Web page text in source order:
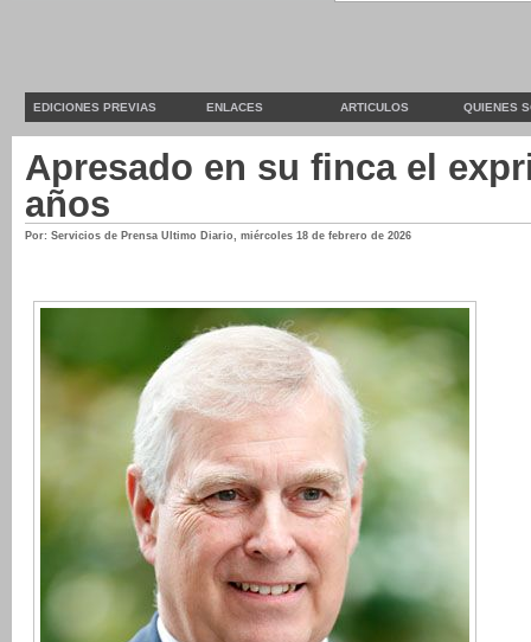
EDICIONES PREVIAS ENLACES ARTICULOS QUIENES
Apresado en su finca el
años
Por: Servicios de Prensa Ultimo Diario, miércoles 18 de febrero de 2026